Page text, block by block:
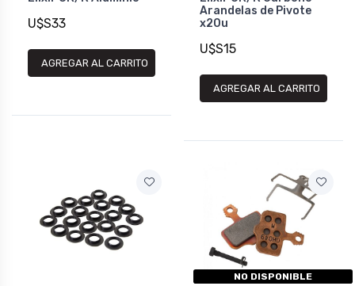
U$S33
AGREGAR AL CARRITO
Arandelas de Pivote
x20u
U$S15
AGREGAR AL CARRITO
NO DISPONIBLE